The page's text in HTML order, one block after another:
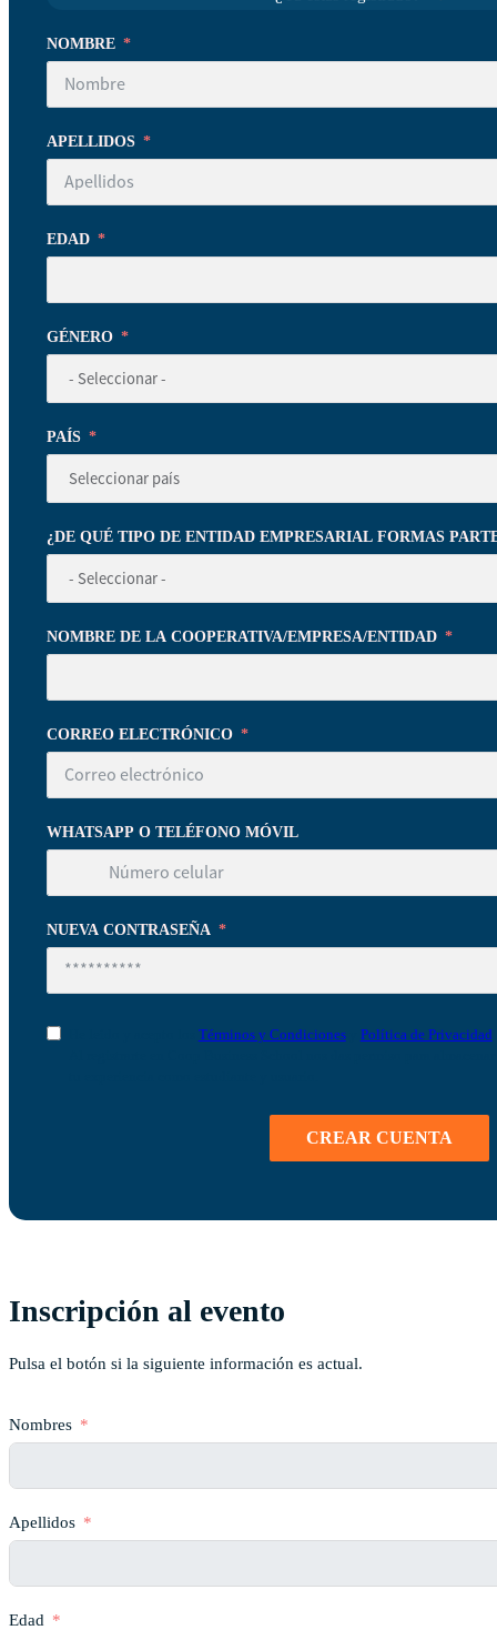
NOMBRE
APELLIDOS
EDAD
GÉNERO
PAÍS
¿DE QUÉ TIPO DE ENTIDAD EMPRESARIAL FORMAS
NOMBRE DE LA COOPERATIVA/EMPRESA/ENTIDAD
CORREO ELECTRÓNICO
WHATSAPP O TELÉFONO MÓVIL
NUEVA CONTRASEÑA
Términos y Condicionesy Política de Privacidad
CREAR CUENTA
Inscripción al evento
Pulsa el botón si la siguiente información es actual.
Nombres
Apellidos
Edad